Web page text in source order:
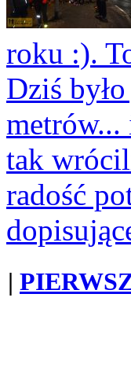
roku :).
Dziś
tak
radość
|